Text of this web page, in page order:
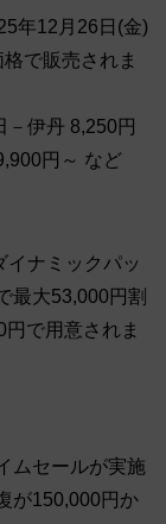
年12月26日(金)
で販売されま
－伊丹 8,250円
円～ など
イナミックパッ
最大53,000円割
で用意されま
ムセールが実施
が150,000円か